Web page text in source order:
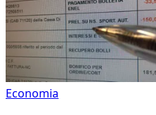
Economia